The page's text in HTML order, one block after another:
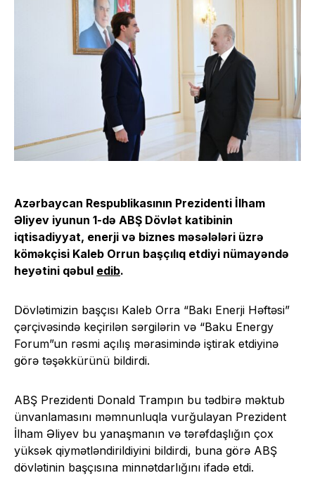
Azərbaycan Respublikasının Prezidenti İlham
Əliyev iyunun 1-də ABŞ Dövlət katibinin
iqtisadiyyat, enerji və biznes məsələləri üzrə
köməkçisi Kaleb Orrun başçılıq etdiyi nümayəndə
heyətini qəbul edib.
Dövlətimizin başçısı Kaleb Orra “Bakı Enerji Həftəsi”
çərçivəsində keçirilən sərgilərin və “Baku Energy
Forum”un rəsmi açılış mərasimində iştirak etdiyinə
görə təşəkkürünü bildirdi.
ABŞ Prezidenti Donald Trampın bu tədbirə məktub
ünvanlamasını məmnunluqla vurğulayan Prezident
İlham Əliyev bu yanaşmanın və tərəfdaşlığın çox
yüksək qiymətləndirildiyini bildirdi, buna görə ABŞ
dövlətinin başçısına minnətdarlığını ifadə etdi.